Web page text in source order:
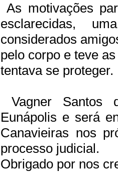
As motivações
esclarecidas,
considerados
pelo corpo e teve
tentava se proteger.
Vagner Santos
Eunápolis e será
Canavieiras nos
processo judicial.
Obrigado por nos